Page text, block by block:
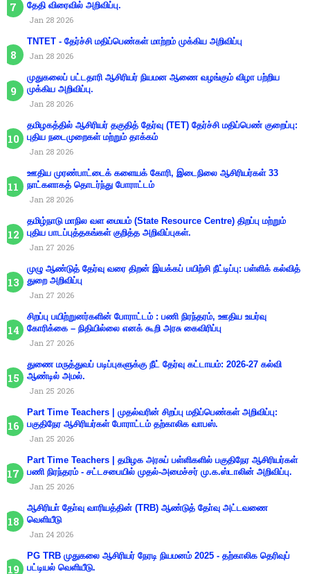
தேதி விரைவில் அறிவிப்பு.
Jan 28 2026
TNTET - தேர்ச்சி மதிப்பெண்கள் மாற்றம் முக்கிய அறிவிப்பு
Jan 28 2026
முதுகலைப் பட்டதாரி ஆசிரியர் நியமன ஆணை வழங்கும் விழா பற்றிய
முக்கிய அறிவிப்பு.
Jan 28 2026
தமிழகத்தில் ஆசிரியர் தகுதித் தேர்வு (TET) தேர்ச்சி மதிப்பெண் குறைப்பு:
புதிய நடைமுறைகள் மற்றும் தாக்கம்
Jan 28 2026
ஊதிய முரண்பாட்டைக் களையக் கோரி, இடைநிலை ஆசிரியர்கள் 33
நாட்களாகத் தொடர்ந்து போராட்டம்
Jan 28 2026
தமிழ்நாடு மாநில வள மையம் (State Resource Centre) திறப்பு மற்றும்
புதிய பாடப்புத்தகங்கள் குறித்த அறிவிப்புகள்.
Jan 27 2026
முழு ஆண்டுத் தேர்வு வரை திறன் இயக்கப் பயிற்சி நீட்டிப்பு: பள்ளிக் கல்வித்
துறை அறிவிப்பு
Jan 27 2026
சிறப்பு பயிற்றுனர்களின் போராட்டம் : பணி நிரந்தரம், ஊதிய உயர்வு
கோரிக்கை – நிதியில்லை எனக் கூறி அரசு கைவிரிப்பு
Jan 27 2026
துணை மருத்துவப் படிப்புகளுக்கு நீட் தேர்வு கட்டாயம்: 2026-27 கல்வி
ஆண்டில் அமல்.
Jan 25 2026
Part Time Teachers | முதல்வரின் சிறப்பு மதிப்பெண்கள் அறிவிப்பு:
பகுதிநேர ஆசிரியர்கள் போராட்டம் தற்காலிக வாபஸ்.
Jan 25 2026
Part Time Teachers | தமிழக அரசுப் பள்ளிகளில் பகுதிநேர ஆசிரியர்கள்
பணி நிரந்தரம் - சட்டசபையில் முதல்-அமைச்சர் மு.க.ஸ்டாலின் அறிவிப்பு.
Jan 25 2026
ஆசிரியா் தோ்வு வாரியத்தின் (TRB) ஆண்டுத் தோ்வு அட்டவணை
வெளியீடு
Jan 24 2026
PG TRB முதுகலை ஆசிரியர் நேரடி நியமனம் 2025 - தற்காலிக தெரிவுப்
பட்டியல் வெளியீடு.